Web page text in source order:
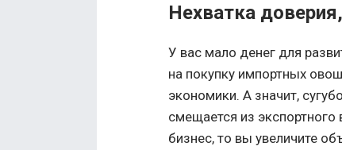
Нехватка
У вас мало денег для
на покупку импортных
экономики. А значит,
смещается из
бизнес, то вы увеличите